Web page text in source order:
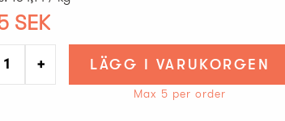
SEK
+ LÄGG I VARUKORGEN
Max 5 per order